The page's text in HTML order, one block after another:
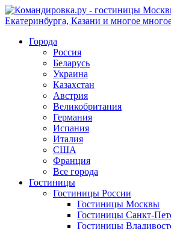
Города
Россия
Беларусь
Украина
Казахстан
Австрия
Великобритания
Германия
Испания
Италия
США
Франция
Все города
Гостиницы
Гостиницы России
Гостиницы Mосквы
Гостиницы Санкт-
Гостиницы